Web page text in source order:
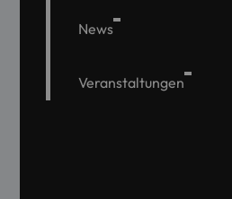
News
Veranstaltungen